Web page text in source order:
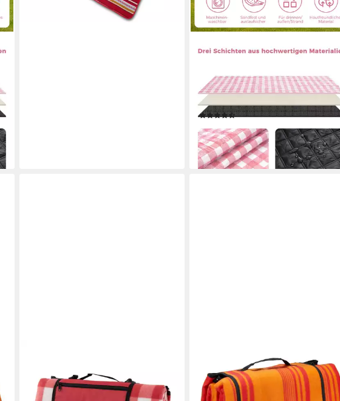
OAK&TEA
Faltbar Strandmatte Campingdecke,
Wasserdichte Picknickdecke, faltbar,
leicht, Outdoor, Strand, Camping
(17)
ab 18,89 € 27,99 €
-33%
lieferbar - in 2-3 Werktagen bei dir